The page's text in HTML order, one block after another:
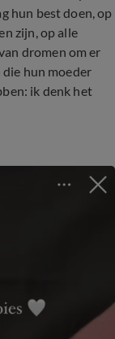
hun best doen, op
zijn, op alle
dromen om er
die hun moeder
ik denk het